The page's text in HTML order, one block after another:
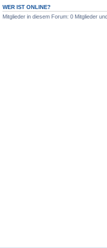
WER IST ONLINE?
Mitglieder in diesem Forum: 0 Mitglieder